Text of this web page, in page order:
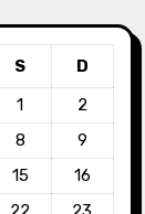
S
D
1
2
8
9
15
16